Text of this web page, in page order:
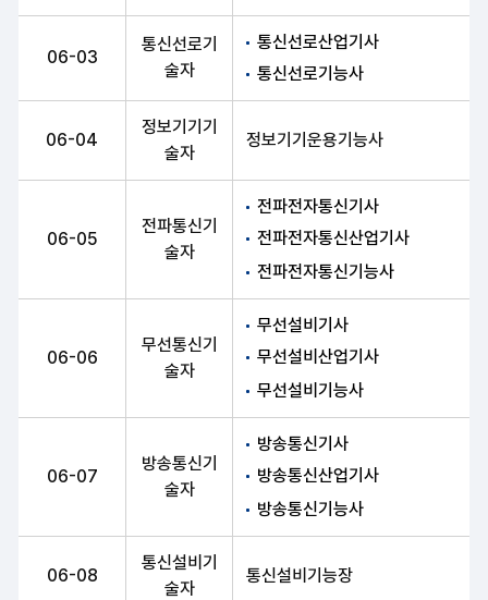
06-03
통신선로기
술자
통신선로산업기사
통신선로기능사
06-04
정보기기기
술자
정보기기운용기능사
06-05
전파통신기
술자
전파전자통신기사
전파전자통신산업기사
전파전자통신기능사
06-06
무선통신기
술자
무선설비기사
무선설비산업기사
무선설비기능사
06-07
방송통신기
술자
방송통신기사
방송통신산업기사
방송통신기능사
06-08
통신설비기
술자
통신설비기능장